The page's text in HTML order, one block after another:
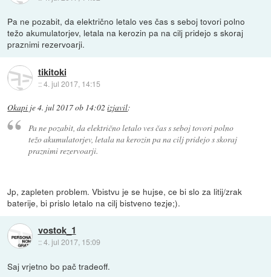
Pa ne pozabit, da električno letalo ves čas s seboj tovori polno
težo akumulatorjev, letala na kerozin pa na cilj pridejo s skoraj
praznimi rezervoarji.
tikitoki
::4. jul 2017, 14:15
Okapi je4. jul 2017 ob 14:02 izjavil:
Pa ne pozabit, da električno letalo ves čas s seboj tovori polno
težo akumulatorjev, letala na kerozin pa na cilj pridejo s skoraj
praznimi rezervoarji.
Jp, zapleten problem. Vbistvu je se hujse, ce bi slo za litij/zrak
baterije, bi prislo letalo na cilj bistveno tezje;).
vostok_1
::4. jul 2017, 15:09
Saj vrjetno bo pač tradeoff.